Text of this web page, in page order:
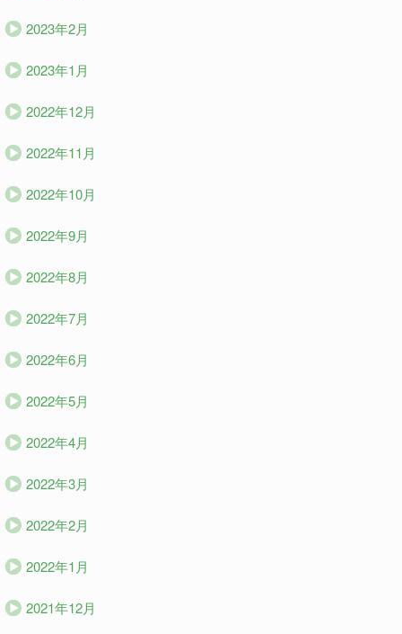
2023年2月
2023年1月
2022年12月
2022年11月
2022年10月
2022年9月
2022年8月
2022年7月
2022年6月
2022年5月
2022年4月
2022年3月
2022年2月
2022年1月
2021年12月